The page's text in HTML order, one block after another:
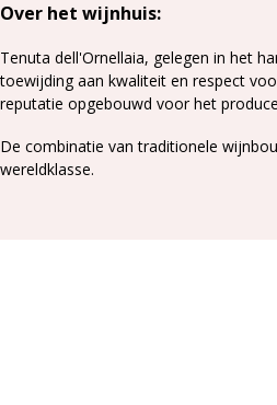
Over het wijnhuis:
Tenuta dell'Ornellaia, gelegen in het
toewijding aan kwaliteit en respect
reputatie opgebouwd voor het
De combinatie van traditionele
wereldklasse.